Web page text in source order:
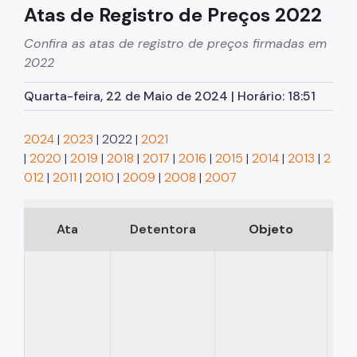
Bens e Serviços
Atas de Registro de Preços
SPusa
Boletim de Ofertas da Administração
Patrimônio Imobiliário Municipal
Portal do Servidor
Estágio
Atas de Registro de Preços 2022
Confira as atas de registro de preços firmadas em
2022
Quarta-feira, 22 de Maio de 2024 | Horário: 18:51
2024| 2023 | 2022 | 2021
| 2020 | 2019 | 2018 | 2017 | 2016 | 2015 | 2014| 2013 | 2
012| 2011 | 2010 | 2009 | 2008 | 2007
Ata Detentora Objeto